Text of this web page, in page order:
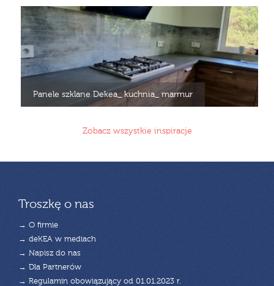
Panele szklane Dekea_ kuchnia_ marmur
Zobacz wszystkie inspiracje
Troszkę o nas
→ O firmie
→ deKEA w mediach
→ Napisz do nas
→ Dla Partnerów
→ Regulamin obowiązujący od 01.01.2023 r.